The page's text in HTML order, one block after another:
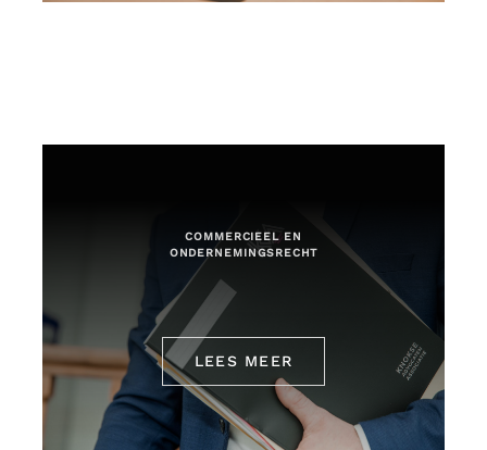
COMMERCIEEL EN
ONDERNEMINGSRECHT
LEES MEER